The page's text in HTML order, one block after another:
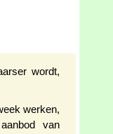
wordt,
werken,
van